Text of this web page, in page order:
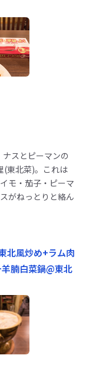
スとピーマンの
(東北菜)。これは
モ・茄子・ピーマ
がねっとりと絡ん
北風炒め+ラム肉
腩白菜鍋@東北